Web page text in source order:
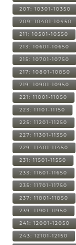
207: 10301-10350
209: 10401-10450
211: 10501-10550
213: 10601-10650
215: 10701-10750
217: 10801-10850
219: 10901-10950
221: 11001-11050
223: 11101-11150
225: 11201-11250
227: 11301-11350
229: 11401-11450
231: 11501-11550
233: 11601-11650
235: 11701-11750
237: 11801-11850
239: 11901-11950
241: 12001-12050
243: 12101-12150